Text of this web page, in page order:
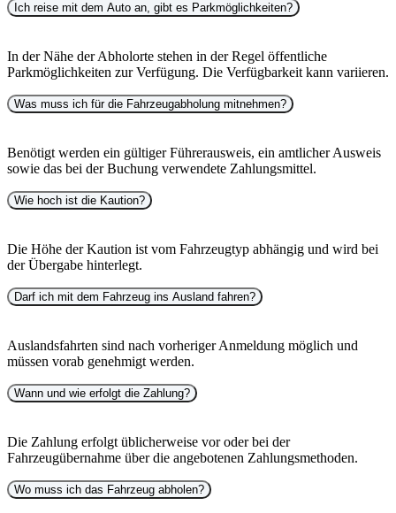
Ich reise mit dem Auto an, gibt es Parkmöglichkeiten?
In der Nähe der Abholorte stehen in der Regel öffentliche
Parkmöglichkeiten zur Verfügung. Die Verfügbarkeit kann variieren.
Was muss ich für die Fahrzeugabholung mitnehmen?
Benötigt werden ein gültiger Führerausweis, ein amtlicher Ausweis
sowie das bei der Buchung verwendete Zahlungsmittel.
Wie hoch ist die Kaution?
Die Höhe der Kaution ist vom Fahrzeugtyp abhängig und wird bei
der Übergabe hinterlegt.
Darf ich mit dem Fahrzeug ins Ausland fahren?
Auslandsfahrten sind nach vorheriger Anmeldung möglich und
müssen vorab genehmigt werden.
Wann und wie erfolgt die Zahlung?
Die Zahlung erfolgt üblicherweise vor oder bei der
Fahrzeugübernahme über die angebotenen Zahlungsmethoden.
Wo muss ich das Fahrzeug abholen?